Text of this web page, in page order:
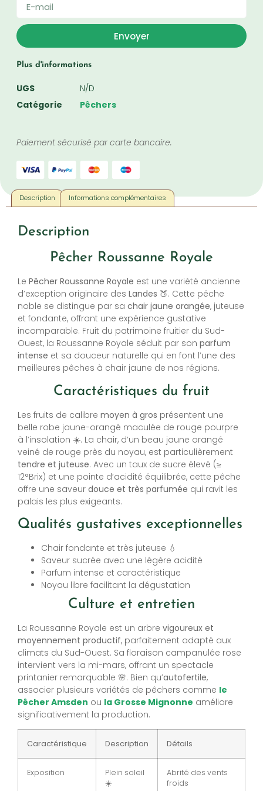
Envoyer
Plus d'informations
UGS
N/D
Catégorie
Pêchers
Paiement sécurisé par carte bancaire.
Description Informations complémentaires
Description
Pêcher Roussanne Royale
Le Pêcher Roussanne Royale est une variété ancienne
d’exception originaire des Landes 🍑. Cette pêche
noble se distingue par sa chair jaune orangée, juteuse
et fondante, offrant une expérience gustative
incomparable. Fruit du patrimoine fruitier du Sud-
Ouest, la Roussanne Royale séduit par son parfum
intense et sa douceur naturelle qui en font l’une des
meilleures pêches à chair jaune de nos régions.
Caractéristiques du fruit
Les fruits de calibre moyen à gros présentent une
belle robe jaune-orangé maculée de rouge pourpre
à l’insolation ☀️. La chair, d’un beau jaune orangé
veiné de rouge près du noyau, est particulièrement
tendre et juteuse. Avec un taux de sucre élevé (≥
12°Brix) et une pointe d’acidité équilibrée, cette pêche
offre une saveur douce et très parfumée qui ravit les
palais les plus exigeants.
Qualités gustatives exceptionnelles
Chair fondante et très juteuse 💧
Saveur sucrée avec une légère acidité
Parfum intense et caractéristique
Noyau libre facilitant la dégustation
Culture et entretien
La Roussanne Royale est un arbre vigoureux et
moyennement productif, parfaitement adapté aux
climats du Sud-Ouest. Sa floraison campanulée rose
intervient vers la mi-mars, offrant un spectacle
printanier remarquable 🌸. Bien qu’autofertile,
associer plusieurs variétés de pêchers comme le
Pêcher Amsden ou la Grosse Mignonne améliore
significativement la production.
Caractéristique Description Détails
Exposition
Plein soleil
☀️
Abrité des vents
froids